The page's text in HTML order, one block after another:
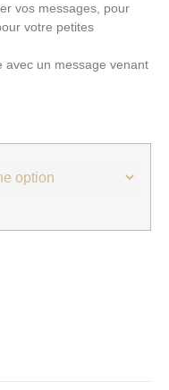
vos messages, pour
votre petites
avec un message venant